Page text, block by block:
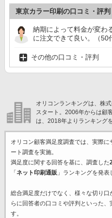
東京カラー印刷の口コミ・評判
納期によって料金が変わ
に注文できて良い。（50
その他の口コミ・評判
オリコンランキングは、株
スタート。2006年からは顧
は、2018年よりランキング
オリコン顧客満足度調査では、実際に
ート調査を実施。
満足度に関する回答を基に、調査した
「 ネット印刷通販 」ランキングを発表
総合満足度だけでなく、様々な切り口
らに回答者の口コミや評判といった
す。